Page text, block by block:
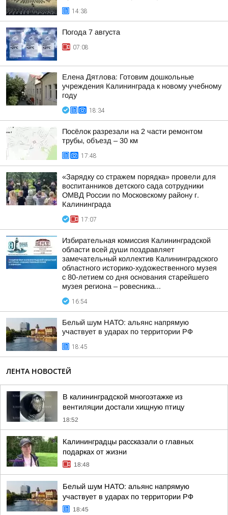
14:38
Погода 7 августа
07:08
Елена Дятлова: Готовим дошкольные
учреждения Калининграда к новому учебному
году
18:34
Посёлок разрезали на 2 части ремонтом
трубы, объезд – 30 км
17:48
«Зарядку со стражем порядка» провели для
воспитанников детского сада сотрудники
ОМВД России по Московскому району г.
Калининграда
17:07
Избирательная комиссия Калининградской
области всей души поздравляет
замечательный коллектив Калининградского
областного историко-художественного музея
с 80-летием со дня основания старейшего
музея региона – ровесника...
16:54
Белый шум НАТО: альянс напрямую
участвует в ударах по территории РФ
18:45
ЛЕНТА НОВОСТЕЙ
В калининградской многоэтажке из
вентиляции достали хищную птицу
18:52
Калининградцы рассказали о главных
подарках от жизни
18:48
Белый шум НАТО: альянс напрямую
участвует в ударах по территории РФ
18:45